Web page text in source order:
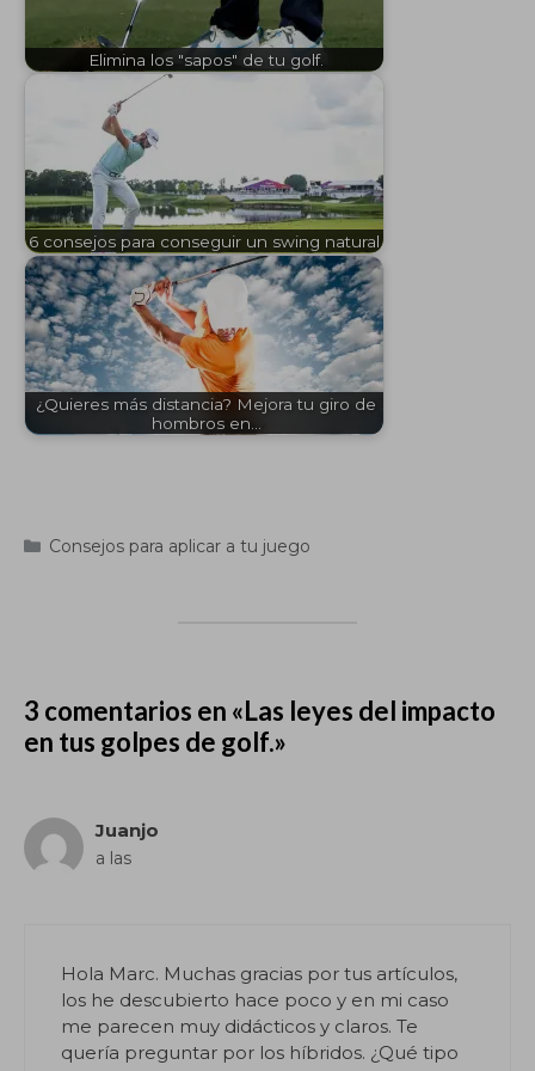
Elimina los "sapos" de tu golf.
6 consejos para conseguir un swing natural.
¿Quieres más distancia? Mejora tu giro de
hombros en…
Categorías
Consejos para aplicar a tu juego
3 comentarios en «Las leyes del impacto
en tus golpes de golf.»
Juanjo
a las
Hola Marc. Muchas gracias por tus artículos,
los he descubierto hace poco y en mi caso
me parecen muy didácticos y claros. Te
quería preguntar por los híbridos. ¿Qué tipo